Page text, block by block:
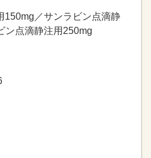
150mg／サンラビン点滴静
ン点滴静注用250mg